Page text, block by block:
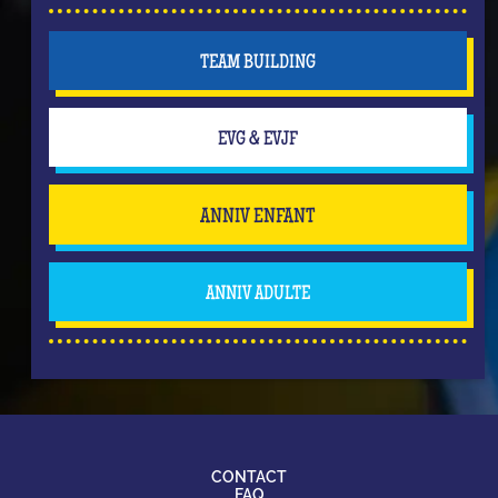
TEAM BUILDING
EVG & EVJF
ANNIV ENFANT
ANNIV ADULTE
CONTACT